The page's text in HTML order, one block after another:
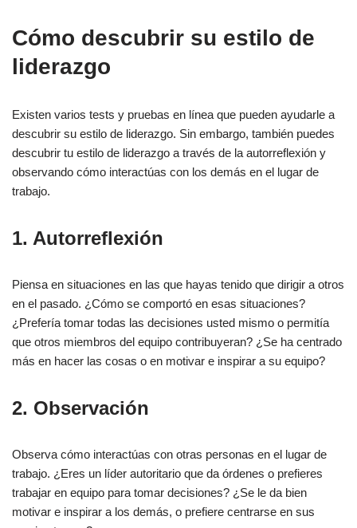
3. Ser mentor
4. Estar abierto a nuevas ideas
6. Desarrolle su capacidad para resolver problemas
Cierre
FAQs
Otras referencias:
Cómo descubrir su estilo de
liderazgo
Existen varios tests y pruebas en línea que pueden ayudarle a
descubrir su estilo de liderazgo. Sin embargo, también puedes
descubrir tu estilo de liderazgo a través de la autorreflexión y
observando cómo interactúas con los demás en el lugar de
trabajo.
1. Autorreflexión
Piensa en situaciones en las que hayas tenido que dirigir a otros
en el pasado. ¿Cómo se comportó en esas situaciones?
¿Prefería tomar todas las decisiones usted mismo o permitía
que otros miembros del equipo contribuyeran? ¿Se ha centrado
más en hacer las cosas o en motivar e inspirar a su equipo?
2. Observación
Observa cómo interactúas con otras personas en el lugar de
trabajo. ¿Eres un líder autoritario que da órdenes o prefieres
trabajar en equipo para tomar decisiones? ¿Se le da bien
motivar e inspirar a los demás, o prefiere centrarse en sus